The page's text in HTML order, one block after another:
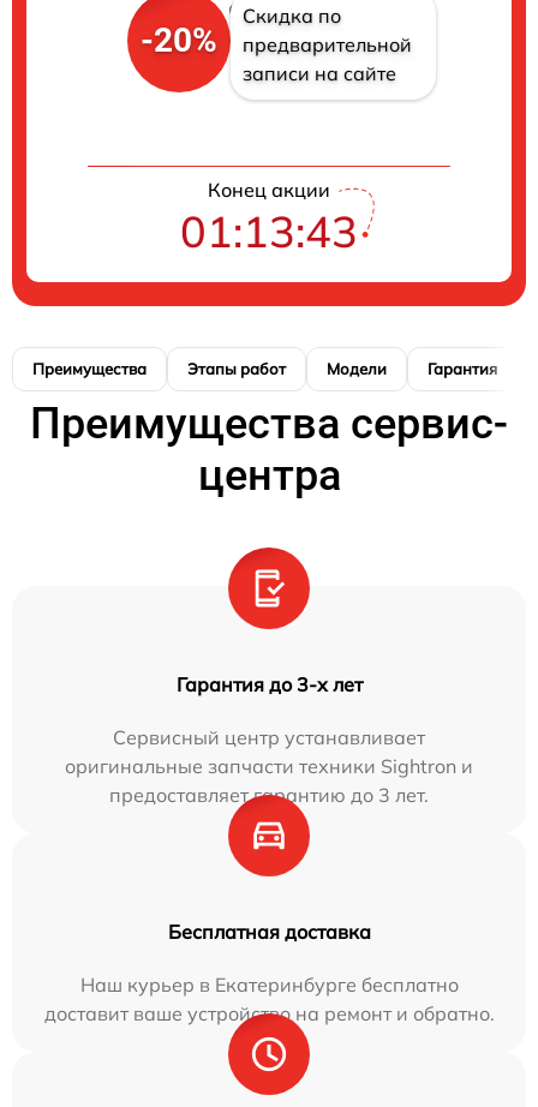
-20%
Скидка по
предварительной
записи на сайте
Конец акции
01:13:42
Преимущества Этапы работ Модели Гарантия
Преимущества сервис-
центра
Гарантия до 3-х лет
Сервисный центр устанавливает
оригинальные запчасти техники Sightron и
предоставляет гарантию до 3 лет.
Бесплатная доставка
Наш курьер в Екатеринбурге бесплатно
доставит ваше устройство на ремонт и обратно.